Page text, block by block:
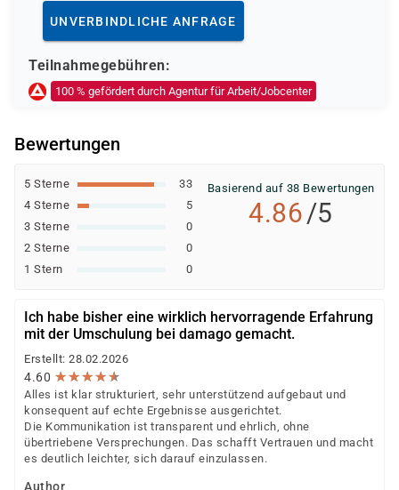
Deutsche Rentenversicherung
Europäischer Sozialfonds (ESF)
Weitere öffentliche oder private Kostenträger
Ob eine Förderung oder Kostenübernahme möglich ist,
individuellen Prüfung Ihrer persönlichen
Voraussetzungen und Förderfähigkeit.
UNVERBINDLICHE ANFRAGE
Teilnahmegebühren:
100 % gefördert durch Agentur für Arbeit/Jobcenter
Bewertungen
5 Sterne
33
4 Sterne
5
3 Sterne
0
2 Sterne
0
1 Stern
0
Basierend auf 38 Bewertungen
4.86/5
Ich habe bisher eine wirklich hervorragende Erfahrung
mit der Umschulung bei damago gemacht.
Erstellt: 28.02.2026
4.60 ★★★★★
★★★★★
Alles ist klar strukturiert, sehr unterstützend aufgebaut und
konsequent auf echte Ergebnisse ausgerichtet.
Die Kommunikation ist transparent und ehrlich, ohne
übertriebene Versprechungen. Das schafft Vertrauen und macht
es deutlich leichter, sich darauf einzulassen.
Author